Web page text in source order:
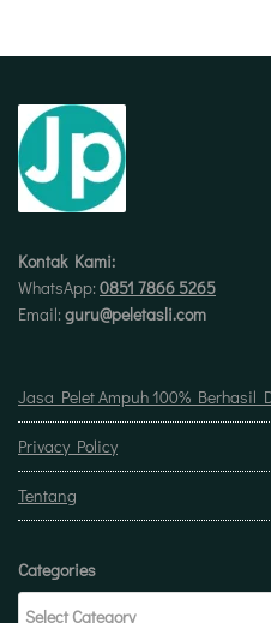
Kontak Kami:
WhatsApp: 0851 7866 5265
Email: guru@peletasli.com
Jasa Pelet Ampuh 100% Berhasil
Privacy Policy
Tentang
Categories